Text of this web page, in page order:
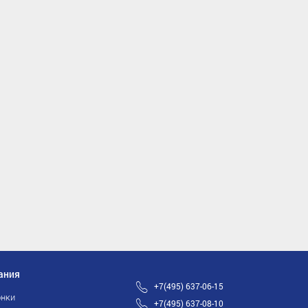
+7(495) 637-06-15
+7(495) 637-08-10